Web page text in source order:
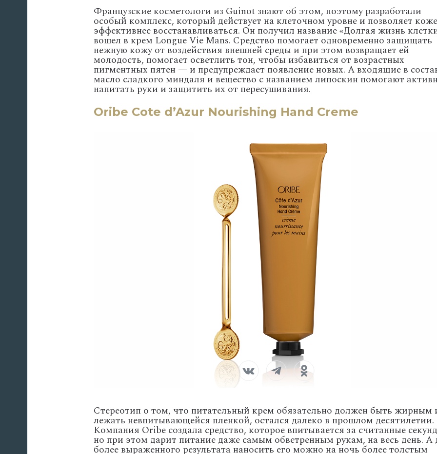
Французские косметологи из Guinot знают об этом, поэтому разработали
особый комплекс, который действует на клеточном уровне и позволяет коже
эффективнее восстанавливаться. Он получил название «Долгая жизнь
вошел в крем Longue Vie Mans. Средство помогает одновременно защищать
нежную кожу от воздействия внешней среды и при этом возвращает ей
молодость, помогает осветлить тон, чтобы избавиться от возрастных
пигментных пятен — и предупреждает появление новых. А входящие в
масло сладкого миндаля и вещество с названием липоскин помогают
напитать руки и защитить их от пересушивания.
Oribe Cote d’Azur Nourishing Hand Creme
Стереотип о том, что питательный крем обязательно должен быть жирным
лежать невпитывающейся пленкой, остался далеко в прошлом десятилетии.
Компания Oribe создала средство, которое впитывается за считанные
но при этом дарит питание даже самым обветренным рукам, на весь день. А
более выраженного результата наносить его можно на ночь более толстым